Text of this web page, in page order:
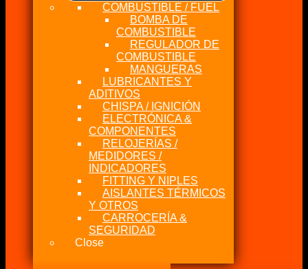
COMBUSTIBLE / FUEL
BOMBA DE
COMBUSTIBLE
REGULADOR DE
COMBUSTIBLE
MANGUERAS
LUBRICANTES Y
ADITIVOS
CHISPA / IGNICIÓN
ELECTRÓNICA &
COMPONENTES
RELOJERÍAS /
MEDIDORES /
INDICADORES
FITTING Y NIPLES
AISLANTES TÉRMICOS
Y OTROS
CARROCERÍA &
SEGURIDAD
Close